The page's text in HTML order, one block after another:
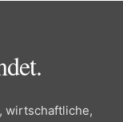
wirtschaftliche,